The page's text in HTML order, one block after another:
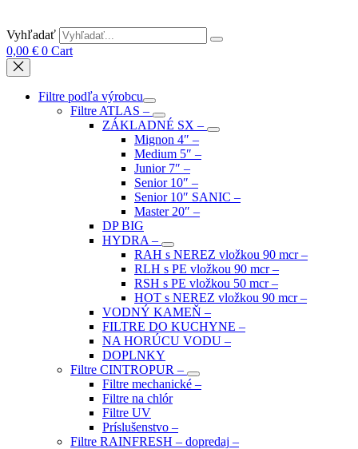
Vyhľadať
0,00 € 0 Cart
Filtre podľa výrobcu
Filtre ATLAS –
ZÁKLADNÉ SX –
Mignon 4″ –
Medium 5″ –
Junior 7″ –
Senior 10″ –
Senior 10″ SANIC –
Master 20″ –
DP BIG
HYDRA –
RAH s NEREZ vložkou 90 mcr–
RLH s PE vložkou 90 mcr–
RSH s PE vložkou 50 mcr–
HOT s NEREZ vložkou 90 mcr–
VODNÝ KAMEŇ –
FILTRE DO KUCHYNE –
NA HORÚCU VODU –
DOPLNKY
Filtre CINTROPUR –
Filtre mechanické –
Filtre na chlór
Filtre UV
Príslušenstvo –
Filtre RAINFRESH – dopredaj –